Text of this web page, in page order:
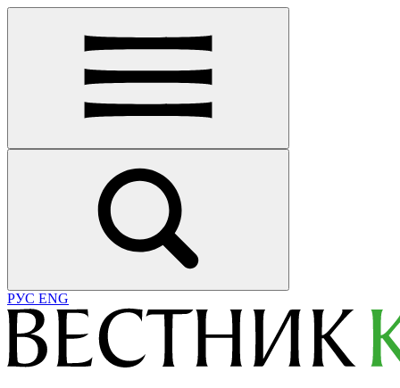
РУС ENG